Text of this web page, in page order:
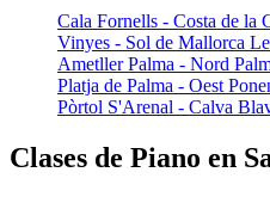
Cala Fornells - Costa de la
Vinyes - Sol de Mallorca
Ametller Palma - Nord
Platja de Palma - Oest
Pòrtol S'Arenal - Calva
Clases de Piano en